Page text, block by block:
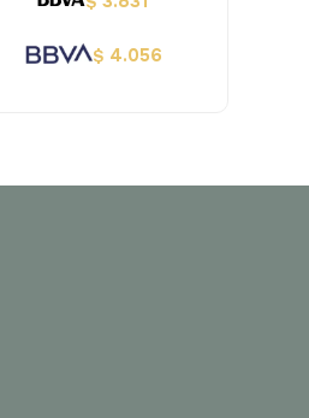
$ 4.056